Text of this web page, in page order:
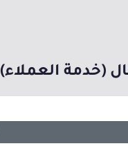
(خدمة العملاء)